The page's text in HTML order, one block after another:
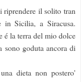
riprendere il solito tran
in Sicilia, a Siracusa.
é la terra del mio dolce
sono goduta ancora di
dieta non postero'